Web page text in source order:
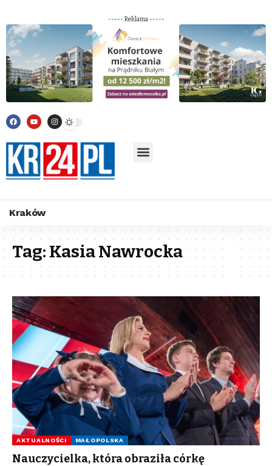
----- Reklama -----
Kraków
Tag:Kasia Nawrocka
AKTUALNOŚCI MAŁOPOLSKA
Nauczycielka, która obraziła córkę